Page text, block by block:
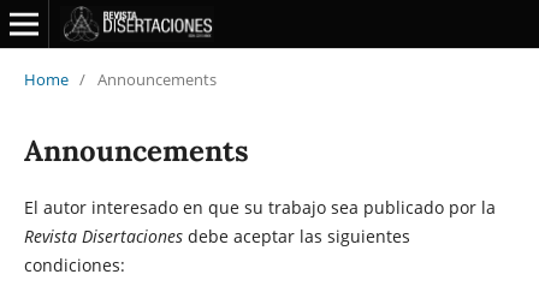
Home / Announcements
Announcements
El autor interesado en que su trabajo sea publicado por la
Revista Disertacionesdebe aceptar las siguientes
condiciones: